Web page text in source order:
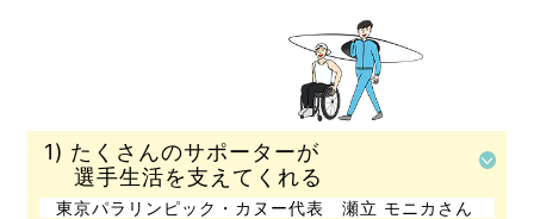
1) たくさんのサポーターが
選手生活を支えてくれる
東京パラリンピック・カヌー代表 瀬立 モニカさん